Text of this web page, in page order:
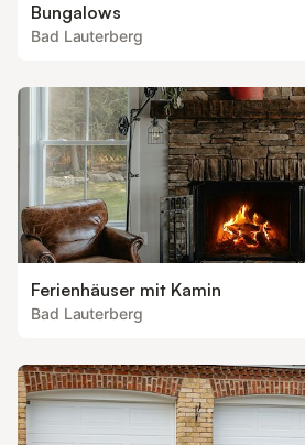
Bungalows
Bad Lauterberg
Ferienhäuser mit Kamin
Bad Lauterberg